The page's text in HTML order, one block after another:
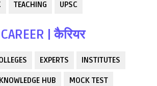
TEACHING UPSC
CAREER | कैरियर
EXPERTS INSTITUTES
KNOWLEDGE HUB MOCK TEST